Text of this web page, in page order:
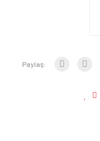
Paylaş: